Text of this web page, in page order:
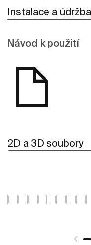
Instalace a údržba
Návod k použití
2D a 3D soubory